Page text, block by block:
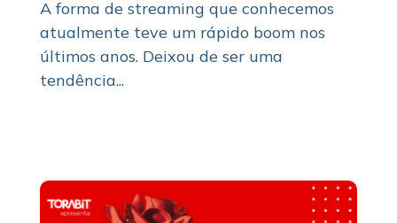
A forma de streaming que conhecemos
atualmente teve um rápido boom nos
últimos anos. Deixou de ser uma
tendência...